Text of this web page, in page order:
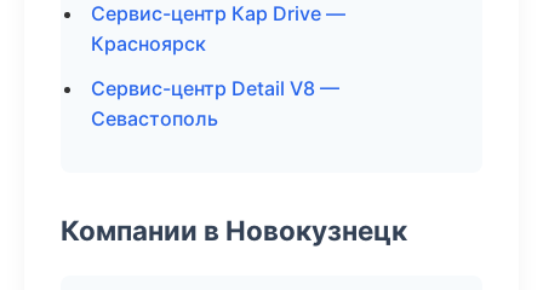
Сервис-центр Кар Drive —
Красноярск
Сервис-центр Detail V8 —
Севастополь
Компании в Новокузнецк